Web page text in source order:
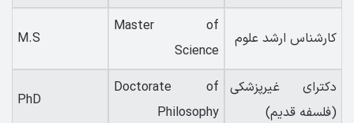
کارشناس ارشد علوم
Master of
Science
M.S
دکترای غیرپزشکی
(فلسفه قدیم)
Doctorate of
Philosophy
PhD